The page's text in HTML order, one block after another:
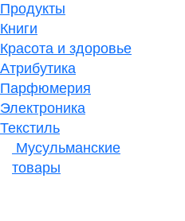
Продукты
Книги
Красота и здоровье
Атрибутика
Парфюмерия
Электроника
Текстиль
Мусульманские
товары